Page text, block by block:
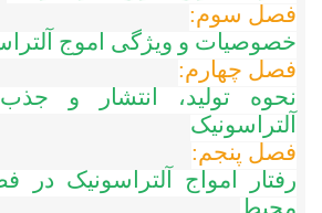
فصل سوم:
خصوصیات و ویژگی اموج
فصل چهارم:
نحوه تولید، انتشار و
آلتراسونیک
فصل پنجم:
رفتار امواج آلتراسونیک
محیط